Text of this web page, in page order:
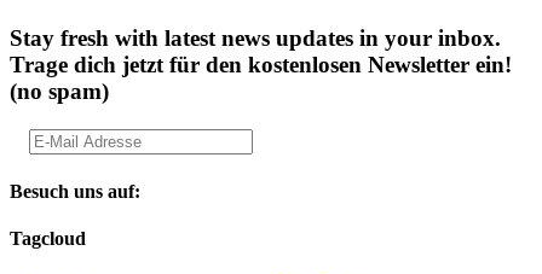
Stay fresh with latest news updates in your inbox.
Trage dich jetzt für den kostenlosen Newsletter ein!
(no spam)
Besuch uns auf:
Tagcloud